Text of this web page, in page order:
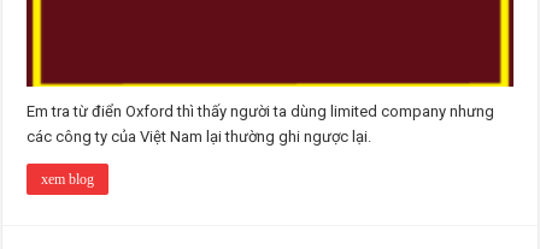
Em tra từ điển Oxford thì thấy người ta dùng limited company nhưng
các công ty của Việt Nam lại thường ghi ngược lại.
xem blog